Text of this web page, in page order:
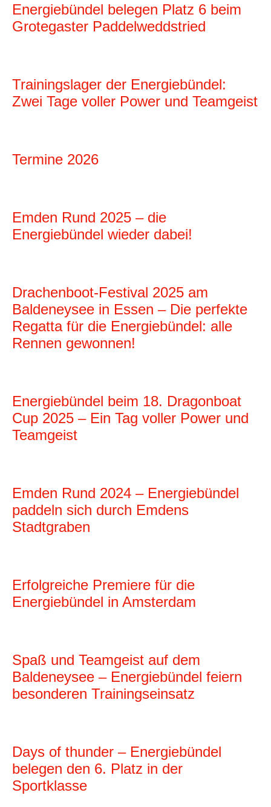
Energiebündel belegen Platz 6 beim
Grotegaster Paddelweddstried
Trainingslager der Energiebündel:
Zwei Tage voller Power und Teamgeist
Termine 2026
Emden Rund 2025 – die
Energiebündel wieder dabei!
Drachenboot-Festival 2025 am
Baldeneysee in Essen – Die perfekte
Regatta für die Energiebündel: alle
Rennen gewonnen!
Energiebündel beim 18. Dragonboat
Cup 2025 – Ein Tag voller Power und
Teamgeist
Emden Rund 2024 – Energiebündel
paddeln sich durch Emdens
Stadtgraben
Erfolgreiche Premiere für die
Energiebündel in Amsterdam
Spaß und Teamgeist auf dem
Baldeneysee – Energiebündel feiern
besonderen Trainingseinsatz
Days of thunder – Energiebündel
belegen den 6. Platz in der
Sportklasse